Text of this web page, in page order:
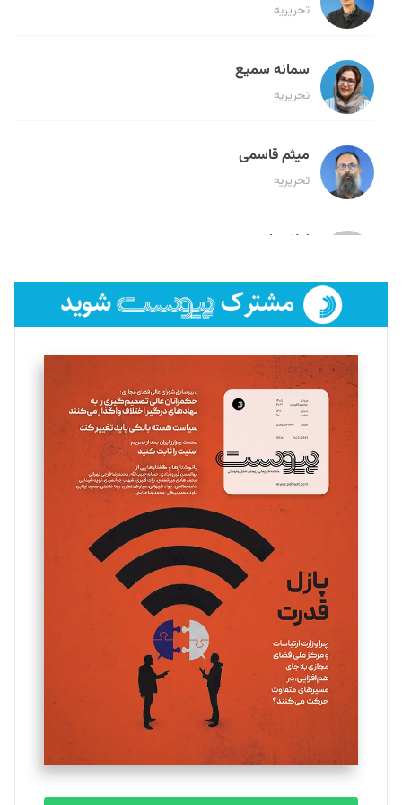
تحریریه
سمانه سمیع
تحریریه
میثم قاسمی
تحریریه
لیلا حنارود
فائزه فتحی رستمی
تحریریه
سروش کرمیان
تحریریه
مینا پاکدل
یسنا امان‌پور
تحریریه
ملینا جعفری
تحریریه
مصطفی مسجدی آرانی
تحریریه